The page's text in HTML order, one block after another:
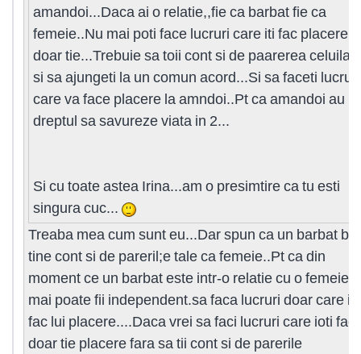
amandoi...Daca ai o relatie,,fie ca barbat fie ca
femeie..Nu mai poti face lucruri care iti fac placere
doar tie...Trebuie sa toii cont si de paarerea celuilalt
si sa ajungeti la un comun acord...Si sa faceti lucruri
care va face placere la amndoi..Pt ca amandoi au
dreptul sa savureze viata in 2...
Si cu toate astea Irina...am o presimtire ca tu esti
singura cuc...
Treaba mea cum sunt eu...Dar spun ca un barbat
tine cont si de pareril;e tale ca femeie..Pt ca din
moment ce un barbat este intr-o relatie cu o femeie
mai poate fii independent.sa faca lucruri doar care ii
fac lui placere....Daca vrei sa faci lucruri care ioti fac
doar tie placere fara sa tii cont si de parerile